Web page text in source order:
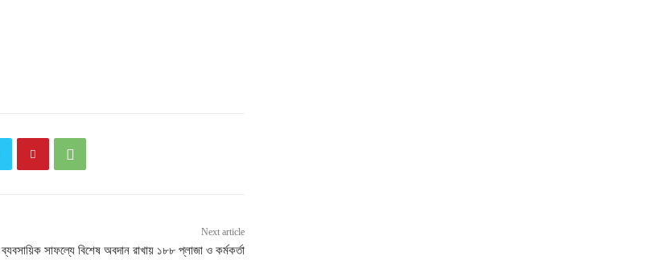
Next article
ব্যবসায়িক সাফল্যে বিশেষ অবদান রাখায় ১৮৮ প্লাজা ও কর্মকর্তা